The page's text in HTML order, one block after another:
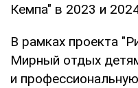
Кемпа" в 2023 и
В рамках проекта
Мирный отдых
и